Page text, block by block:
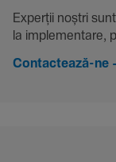
Experții noștri
la imple­men­tare,
Contactează-ne